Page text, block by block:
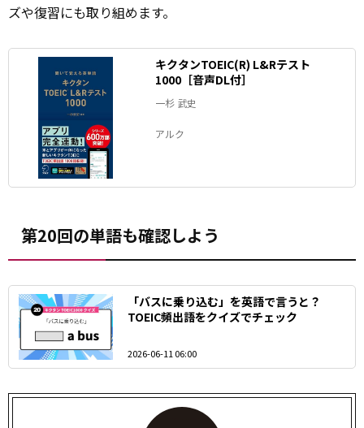
ズや復習にも取り組めます。
キクタンTOEIC(R) L&Rテスト
1000［音声DL付］
一杉 武史
アルク
第20回の単語も確認しよう
「バスに乗り込む」を英語で言うと？
TOEIC頻出語をクイズでチェック
2026-06-11 06:00